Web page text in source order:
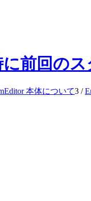
前回の
本体について3 /